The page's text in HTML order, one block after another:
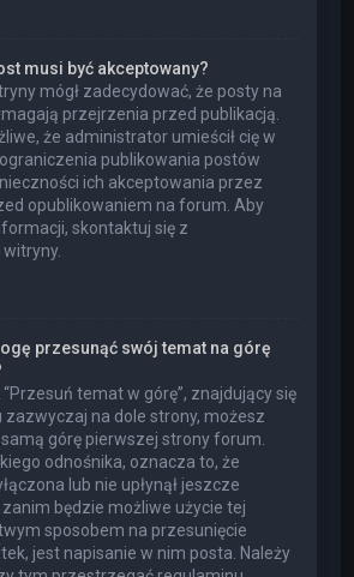
musi być akceptowany?
mógł zadecydować, że posty na
przejrzenia przed publikacją.
że administrator umieścił cię w
publikowania postów
ich akceptowania przez
opublikowaniem na forum. Aby
skontaktuj się z
przesunąć swój temat na górę
temat w górę”, znajdujący się
na dole strony, możesz
górę pierwszej strony forum.
odnośnika, oznacza to, że
lub nie upłynął jeszcze
będzie możliwe użycie tej
sposobem na przesunięcie
jest napisanie w nim posta. Należy